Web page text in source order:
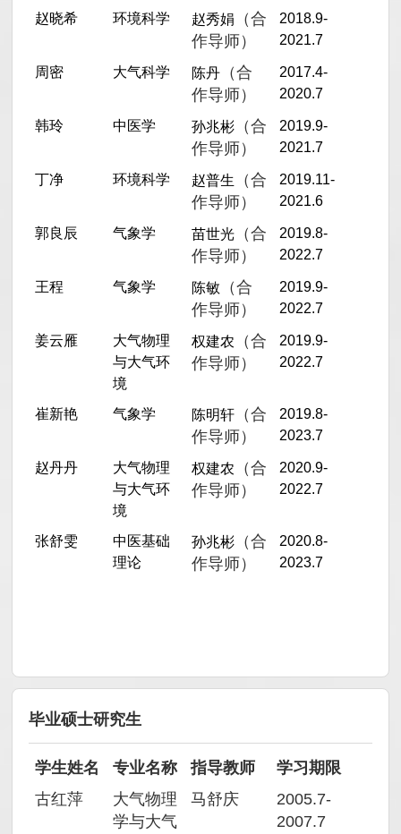
赵晓希 环境科学 赵秀娟
（合
作导师）
2018.9-
2021.7
周密 大气科学 陈丹
（合
作导师）
2017.4-
2020.7
韩玲 中医学 孙兆彬
（合
作导师）
2019.9-
2021.7
丁净 环境科学 赵普生
（合
作导师）
2019.11-
2021.6
郭良辰 气象学 苗世光
（合
作导师）
2019.8-
2022.7
王程 气象学 陈敏
（合
作导师）
2019.9-
2022.7
姜云雁
大气物理
与大气环
境
权建农
（合
作导师）
2019.9-
2022.7
崔新艳 气象学 陈明轩
（合
作导师）
2019.8-
2023.7
赵丹丹
大气物理
与大气环
境
权建农
（合
作导师）
2020.9-
2022.7
张舒雯
中医基础
理论
孙兆彬
（合
作导师）
2020.8-
2023.7
毕业硕士研究生
学生姓名 专业名称 指导教师
学习期限
古红萍
大气物理
学与大气
马舒庆
2005.7-
2007.7